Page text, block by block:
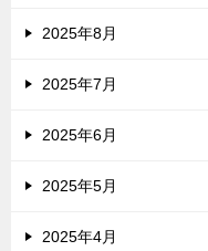
2025年8月
2025年7月
2025年6月
2025年5月
2025年4月